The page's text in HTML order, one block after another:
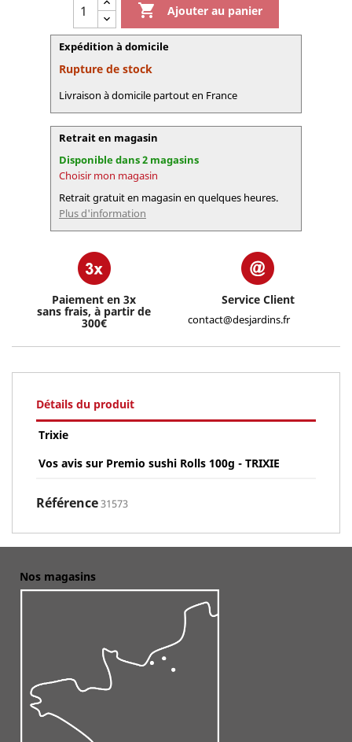
 Ajouter au panier
Expédition à domicile
Rupture de stock
Livraison à domicile partout en France
Retrait en magasin
Disponible dans 2 magasins
Choisir mon magasin
Retrait gratuit en magasin en quelques heures.
Plus d'information
Paiement en 3x
sans frais, à partir de
300€
Service Client
contact@desjardins.fr
Détails du produit
Trixie
Vos avis sur Premio sushi Rolls 100g - TRIXIE
Référence31573
Nos magasins